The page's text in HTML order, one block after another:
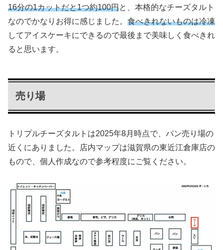
16分の1カットだと1つ約100円と、本格的なチーズタルト
なのでかなりお得に感じました。 食べきれないものは冷凍
してアイスケーキにできるので最後まで美味しく食べきれ
ると思います。
売り場
トリプルチーズタルトは2025年8月時点で、パン売り場の
近くにありました。店内マップは滋賀県の東近江倉庫店の
もので、個人作成なので参考程度にご覧ください。